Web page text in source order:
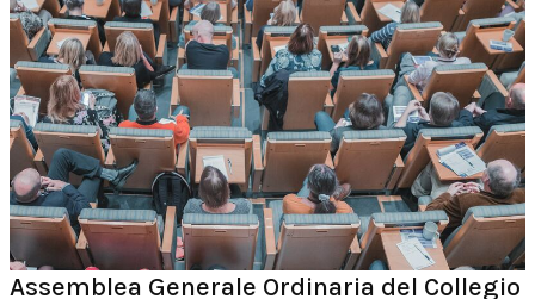
Assemblea Generale Ordinaria del Collegio